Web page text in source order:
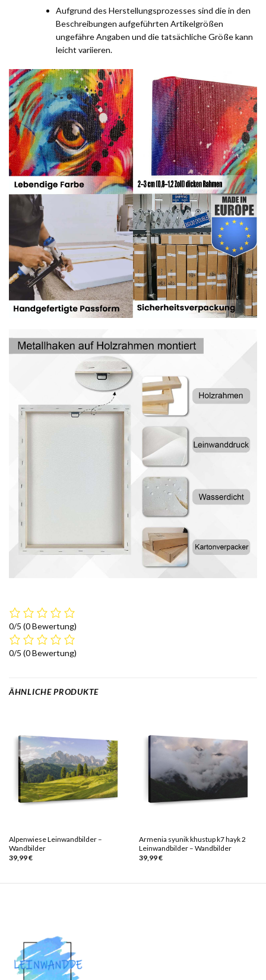
Aufgrund des Herstellungsprozesses sind die in den
Beschreibungen aufgeführten Artikelgrößen
ungefähre Angaben und die tatsächliche Größe kann
leicht variieren.
0/5 (0 Bewertung)
0/5 (0 Bewertung)
ÄHNLICHE PRODUKTE
Alpenwiese Leinwandbilder –
Wandbilder
39,99€
Armenia syunik khustup k7 hayk 2
Leinwandbilder – Wandbilder
39,99€